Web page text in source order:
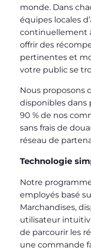
monde. Dans
équipes locales
continuellement
offrir des
pertinentes et
votre public se
Nous proposons
disponibles dans
90 % de nos
sans frais de
réseau de
Technologie
Notre
employés basé
Marchandises,
utilisateur
de parcourir les
une commande